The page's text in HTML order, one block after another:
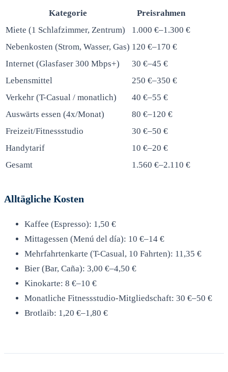
Kategorie
Preisrahmen
Miete (1 Schlafzimmer, Zentrum)
1.000 €–1.300 €
Nebenkosten (Strom, Wasser, Gas) 120 €–170 €
Internet (Glasfaser 300 Mbps+)
30 €–45 €
Lebensmittel
250 €–350 €
Verkehr (T-Casual / monatlich)
40 €–55 €
Auswärts essen (4x/Monat)
80 €–120 €
Freizeit/Fitnessstudio
30 €–50 €
Handytarif
10 €–20 €
Gesamt
1.560 €–2.110 €
Alltägliche Kosten
Kaffee (Espresso): 1,50 €
Mittagessen (Menú del día): 10 €–14 €
Mehrfahrtenkarte (T-Casual, 10 Fahrten): 11,35 €
Bier (Bar, Caña): 3,00 €–4,50 €
Kinokarte: 8 €–10 €
Monatliche Fitnessstudio-Mitgliedschaft: 30 €–50 €
Brotlaib: 1,20 €–1,80 €